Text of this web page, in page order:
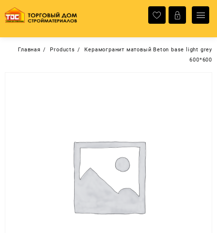
содержимому
Главная Products
Керамогранит матовый Beton base light grey
600*600